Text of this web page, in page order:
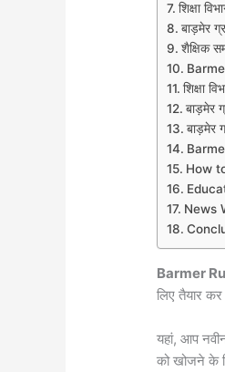
शिक्षा
बाड़मेर
शैक्षिक
शिक्षा
बाड़मेर
बाड़मेर
How
News
Barmer
लिए तैयार
यहां, आप
को खोजने के